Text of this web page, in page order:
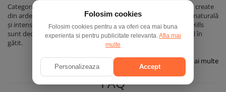
Categoria
reunește produse concentrate, create
din ardei atent selecționați și procesați pentru a păstra aroma naturală
și intensitatea specifică fiecărui soi. Pastele de ardei iute Chilli Hills
sunt dedicate celor care folosesc picantul ca ingredient esențial în
gătit.
Vezi mai multe
FAQ
Folosim cookies
Folosim cookies pentru a va oferi cea mai buna
experienta si pentru publicitate relevanta. Afla mai
multe
Personalizeaza Accept